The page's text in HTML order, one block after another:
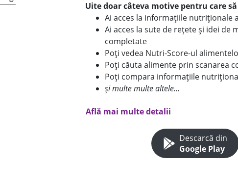
Uite doar câteva motive pentru care
Ai acces la informațiile nutriționale
Ai acces la sute de rețete și idei
completate
Poți vedea Nutri-Score-ul
Poți căuta alimente prin scanarea
Poți compara informațiile
și multe multe altele...
Află mai multe detalii
Descarcă din
Google Play